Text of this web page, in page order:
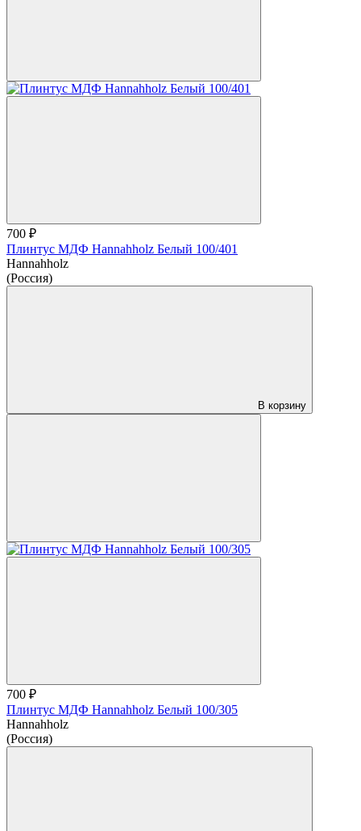
700 ₽
Плинтус МДФ Hannahholz Белый 100/401
Hannahholz
(Россия)
В корзину
700 ₽
Плинтус МДФ Hannahholz Белый 100/305
Hannahholz
(Россия)